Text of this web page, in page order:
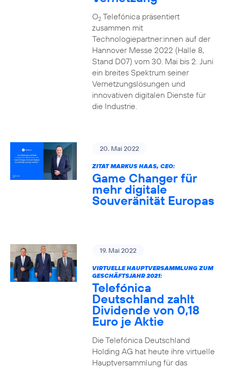
O2Telefónica präsentiert
zusammen mit
Technologiepartner:innen auf der
Hannover Messe 2022 (Halle 8,
Stand D07) vom 30. Mai bis 2. Juni
ein breites Spektrum seiner
Vernetzungslösungen und
innovativen digitalen Dienste für
die Industrie.
20. Mai 2022
ZITAT MARKUS HAAS, CEO:
Game Changer für
mehr digitale
Souveränität Europas
19. Mai 2022
VIRTUELLE HAUPTVERSAMMLUNG ZUM
GESCHÄFTSJAHR 2021:
Telefónica
Deutschland zahlt
Dividende von 0,18
Euro je Aktie
Die Telefónica Deutschland
Holding AG hat heute ihre virtuelle
Hauptversammlung für das